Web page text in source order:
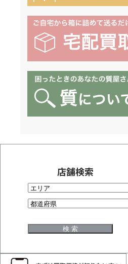
店舗検索